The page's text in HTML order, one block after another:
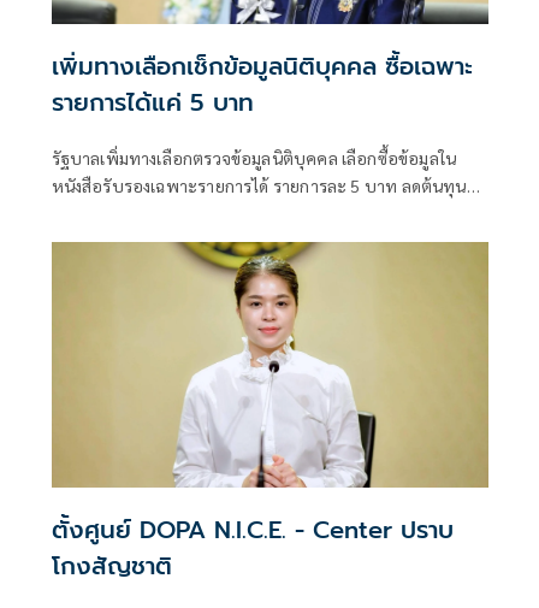
เพิ่มทางเลือกเช็กข้อมูลนิติบุคคล ซื้อเฉพาะ
รายการได้แค่ 5 บาท
รัฐบาลเพิ่มทางเลือกตรวจข้อมูลนิติบุคคล เลือกซื้อข้อมูลใน
หนังสือรับรองเฉพาะรายการได้ รายการละ 5 บาท ลดต้นทุน
ตั้งศูนย์ DOPA N.I.C.E. - Center ปราบ
โกงสัญชาติ